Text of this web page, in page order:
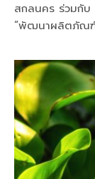
สกลนคร ร่วมกับ
“พัฒนาผลิตภัณ